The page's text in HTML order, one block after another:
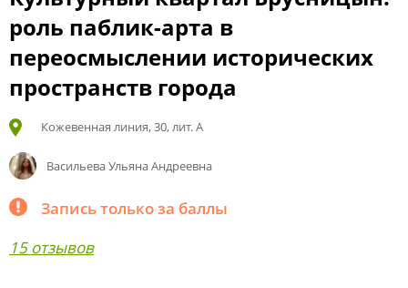
роль паблик-арта в
переосмыслении исторических
пространств города
Кожевенная линия, 30, лит. А
Васильева Ульяна Андреевна
Запись только за баллы
15 отзывов